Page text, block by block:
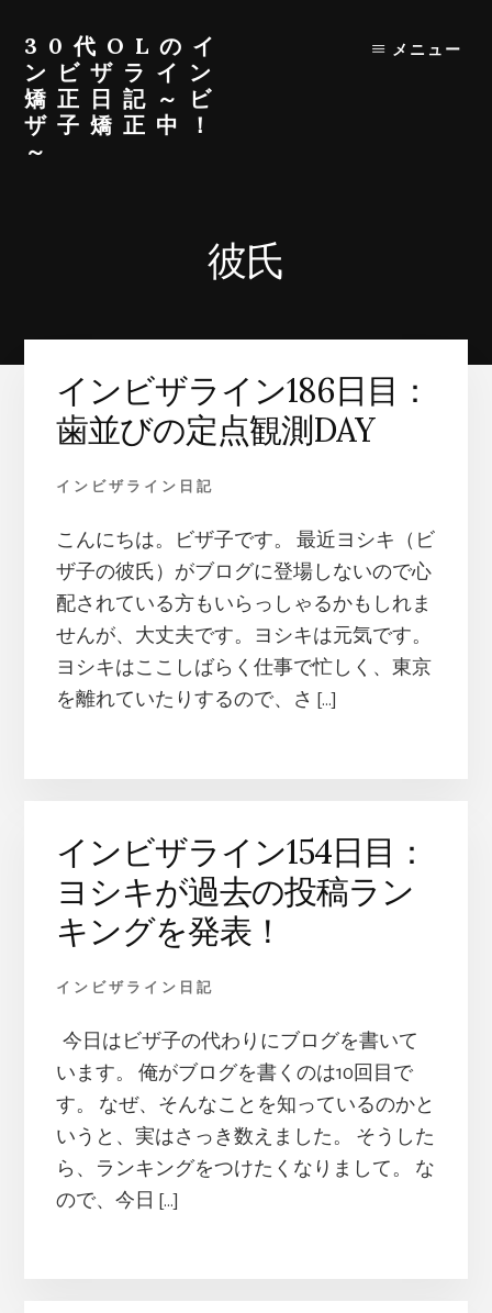
content
primary
sidebar
30代OLのイ
ンビザライン
矯正日記～ビ
ザ子矯正中！
～
ビ
メニュー
彼氏
インビザライン186日目：
歯並びの定点観測DAY
インビザライン日記
こんにちは。ビザ子です。 最近ヨシキ（ビ
ザ子の彼氏）がブログに登場しないので心
配されている方もいらっしゃるかもしれま
せんが、大丈夫です。ヨシキは元気です。
ヨシキはここしばらく仕事で忙しく、東京
を離れていたりするので、さ […]
インビザライン154日目：
ヨシキが過去の投稿ラン
キングを発表！
インビザライン日記
今日はビザ子の代わりにブログを書いて
います。 俺がブログを書くのは10回目で
す。 なぜ、そんなことを知っているのかと
いうと、実はさっき数えました。 そうした
ら、ランキングをつけたくなりまして。 な
ので、今日 […]